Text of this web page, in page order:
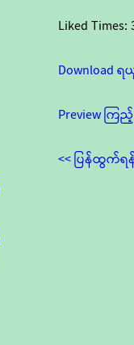
Liked Times:
Download
Preview ကြ
<< ပြန်ထွက်ရ